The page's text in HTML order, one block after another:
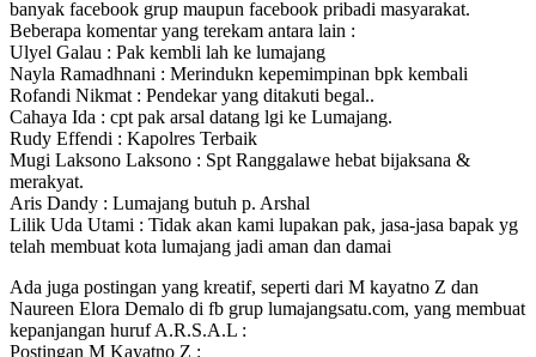
banyak facebook grup maupun facebook pribadi masyarakat.
Beberapa komentar yang terekam antara lain :
Ulyel Galau : Pak kembli lah ke lumajang
Nayla Ramadhnani : Merindukn kepemimpinan bpk kembali
Rofandi Nikmat : Pendekar yang ditakuti begal..
Cahaya Ida : cpt pak arsal datang lgi ke Lumajang.
Rudy Effendi : Kapolres Terbaik
Mugi Laksono Laksono : Spt Ranggalawe hebat bijaksana &
merakyat.
Aris Dandy : Lumajang butuh p. Arshal
Lilik Uda Utami : Tidak akan kami lupakan pak, jasa-jasa bapak yg
telah membuat kota lumajang jadi aman dan damai
Ada juga postingan yang kreatif, seperti dari M kayatno Z dan
Naureen Elora Demalo di fb grup lumajangsatu.com, yang membuat
kepanjangan huruf A.R.S.A.L :
Postingan M Kayatno Z :